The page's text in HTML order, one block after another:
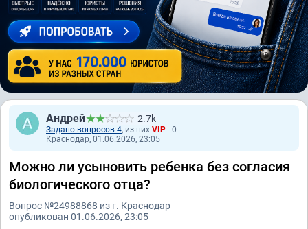
Андрей 2.7k
Задано вопросов 4, из них VIP - 0
Краснодар, 01.06.2026, 23:05
Можно ли усыновить ребенка без согласия
биологического отца?
Вопрос №24988868 из г. Краснодар
опубликован 01.06.2026, 23:05